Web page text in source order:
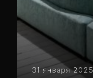
31 января 2025